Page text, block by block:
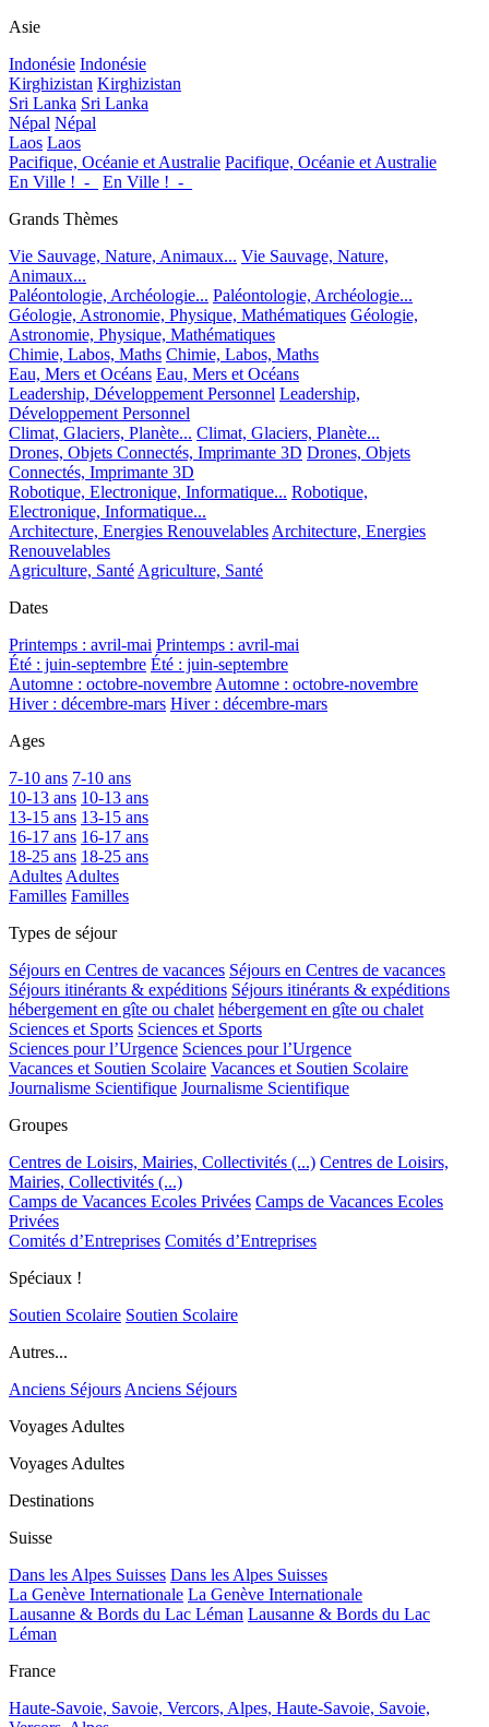
Asie
Indonésie Indonésie
Kirghizistan Kirghizistan
Sri Lanka Sri Lanka
Népal Népal
Laos Laos
Pacifique, Océanie et Australie Pacifique, Océanie et Australie
En Ville !_-_
En Ville !_-_
Grands Thèmes
Vie Sauvage, Nature, Animaux... Vie Sauvage, Nature,
Animaux...
Paléontologie, Archéologie... Paléontologie, Archéologie...
Géologie, Astronomie, Physique, Mathématiques Géologie,
Astronomie, Physique, Mathématiques
Chimie, Labos, Maths Chimie, Labos, Maths
Eau, Mers et Océans Eau, Mers et Océans
Leadership, Développement Personnel Leadership,
Développement Personnel
Climat, Glaciers, Planète... Climat, Glaciers, Planète...
Drones, Objets Connectés, Imprimante 3D Drones, Objets
Connectés, Imprimante 3D
Robotique, Electronique, Informatique... Robotique,
Electronique, Informatique...
Architecture, Energies Renouvelables Architecture, Energies
Renouvelables
Agriculture, Santé Agriculture, Santé
Dates
Printemps : avril-mai Printemps : avril-mai
Été : juin-septembre Été : juin-septembre
Automne : octobre-novembre Automne : octobre-novembre
Hiver : décembre-mars Hiver : décembre-mars
Ages
7-10 ans 7-10 ans
10-13 ans 10-13 ans
13-15 ans 13-15 ans
16-17 ans 16-17 ans
18-25 ans 18-25 ans
Adultes Adultes
Familles Familles
Types de séjour
Séjours en Centres de vacances Séjours en Centres de vacances
Séjours itinérants & expéditions Séjours itinérants & expéditions
hébergement en gîte ou chalet hébergement en gîte ou chalet
Sciences et Sports Sciences et Sports
Sciences pour l’Urgence Sciences pour l’Urgence
Vacances et Soutien Scolaire Vacances et Soutien Scolaire
Journalisme Scientifique Journalisme Scientifique
Groupes
Centres de Loisirs, Mairies, Collectivités (...) Centres de Loisirs,
Mairies, Collectivités (...)
Camps de Vacances Ecoles Privées Camps de Vacances Ecoles
Privées
Comités d’Entreprises Comités d’Entreprises
Spéciaux !
Soutien Scolaire Soutien Scolaire
Autres...
Anciens Séjours Anciens Séjours
Voyages Adultes
Voyages Adultes
Destinations
Suisse
Dans les Alpes Suisses Dans les Alpes Suisses
La Genève Internationale La Genève Internationale
Lausanne & Bords du Lac Léman Lausanne & Bords du Lac
Léman
France
Haute-Savoie, Savoie, Vercors, Alpes, Haute-Savoie, Savoie,